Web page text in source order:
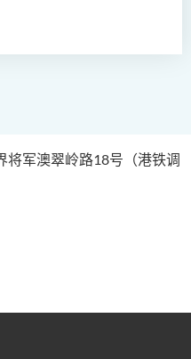
将军澳翠岭路18号（港铁调